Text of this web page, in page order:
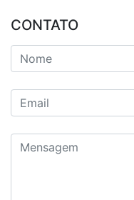
CONTATO